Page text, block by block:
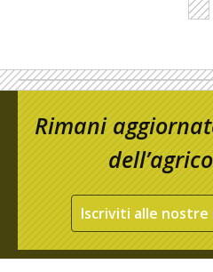
Rimani
Iscriviti alle